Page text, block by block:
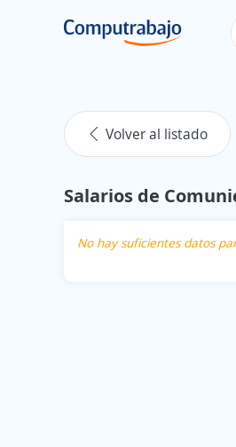
Volver al listado
Salarios de
No hay suficientes datos